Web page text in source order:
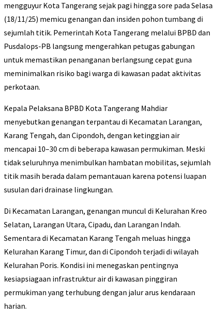
mengguyur Kota Tangerang sejak pagi hingga sore pada Selasa
(18/11/25) memicu genangan dan insiden pohon tumbang di
sejumlah titik. Pemerintah Kota Tangerang melalui BPBD dan
Pusdalops-PB langsung mengerahkan petugas gabungan
untuk memastikan penanganan berlangsung cepat guna
meminimalkan risiko bagi warga di kawasan padat aktivitas
perkotaan.
Kepala Pelaksana BPBD Kota Tangerang Mahdiar
menyebutkan genangan terpantau di Kecamatan Larangan,
Karang Tengah, dan Cipondoh, dengan ketinggian air
mencapai 10–30 cm di beberapa kawasan permukiman. Meski
tidak seluruhnya menimbulkan hambatan mobilitas, sejumlah
titik masih berada dalam pemantauan karena potensi luapan
susulan dari drainase lingkungan.
Di Kecamatan Larangan, genangan muncul di Kelurahan Kreo
Selatan, Larangan Utara, Cipadu, dan Larangan Indah.
Sementara di Kecamatan Karang Tengah meluas hingga
Kelurahan Karang Timur, dan di Cipondoh terjadi di wilayah
Kelurahan Poris. Kondisi ini menegaskan pentingnya
kesiapsiagaan infrastruktur air di kawasan pinggiran
permukiman yang terhubung dengan jalur arus kendaraan
harian.